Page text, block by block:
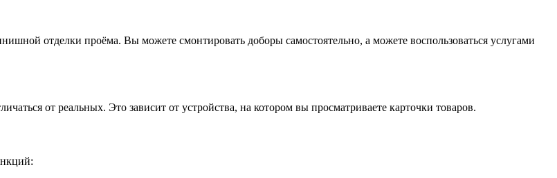
отделки проёма. Вы можете смонтировать доборы самостоятельно, а можете воспользоваться услугами
от реальных. Это зависит от устройства, на котором вы просматриваете карточки товаров.